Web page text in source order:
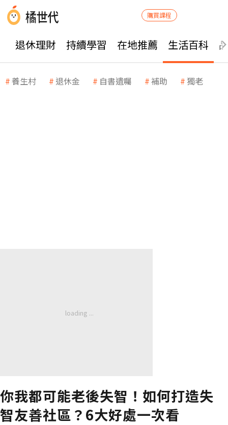
購買課程
退休理財 持續學習 在地推薦 生活百科
養生村 退休金 自書遺囑 補助 獨老
你我都可能老後失智！如何打造失
智友善社區？6大好處一次看